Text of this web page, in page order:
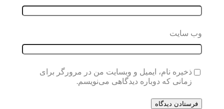
وب‌ سایت
ذخیره نام، ایمیل و وبسایت من در مرورگر برای
زمانی که دوباره دیدگاهی می‌نویسم.